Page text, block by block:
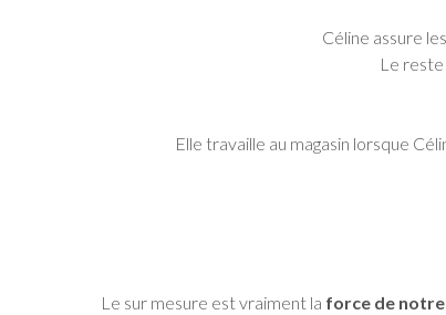
Céline assure
Le reste
Elle travaille au magasin lorsque
Le sur mesure est vraiment la force de